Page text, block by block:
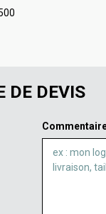
DE DEVIS